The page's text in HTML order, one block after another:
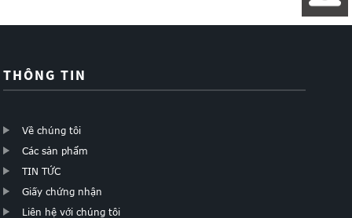
THÔNG TIN
Về chúng tôi
Các sản phẩm
TIN TỨC
Giấy chứng nhận
Liên hệ với chúng tôi